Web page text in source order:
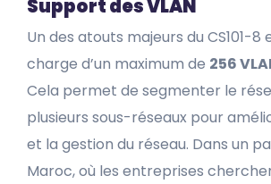
Support des VLAN
Un des atouts majeurs du CS101-8
charge d’un maximum de 256
Cela permet de segmenter le
plusieurs sous-réseaux pour
et la gestion du réseau. Dans un
Maroc, où les entreprises